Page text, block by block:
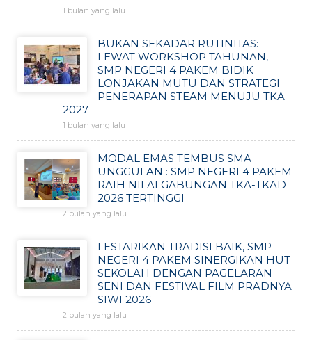
1 bulan yang lalu
BUKAN SEKADAR RUTINITAS:
LEWAT WORKSHOP TAHUNAN,
SMP NEGERI 4 PAKEM BIDIK
LONJAKAN MUTU DAN STRATEGI
PENERAPAN STEAM MENUJU TKA
2027
1 bulan yang lalu
MODAL EMAS TEMBUS SMA
UNGGULAN : SMP NEGERI 4 PAKEM
RAIH NILAI GABUNGAN TKA-TKAD
2026 TERTINGGI
2 bulan yang lalu
LESTARIKAN TRADISI BAIK, SMP
NEGERI 4 PAKEM SINERGIKAN HUT
SEKOLAH DENGAN PAGELARAN
SENI DAN FESTIVAL FILM PRADNYA
SIWI 2026
2 bulan yang lalu